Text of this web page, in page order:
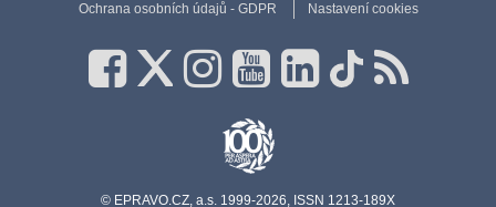
Ochrana osobních údajů - GDPR Nastavení cookies
© EPRAVO.CZ, a.s. 1999-2026, ISSN 1213-189X